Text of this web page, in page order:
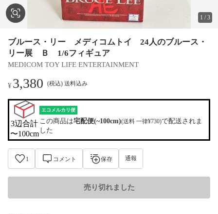
1 /3
ブルース・リー メディコムトイ 24人のブルース・
リー展 Ｂ 1/6フィギュア
MEDICOM TOY LIFE ENTERTAINMENT
¥3,380 (税込) 送料込み
3辺合計
〜100cm
エコメルカリ便
この商品は宅配便(~100cm)(送料 一律¥730)で配送されま
した
1 コメント 保存 通報
売り切れました